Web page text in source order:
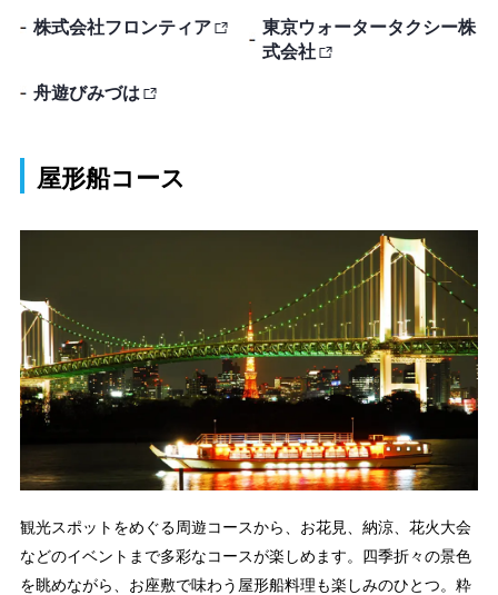
株式会社フロンティア
東京ウォータータクシー株
式会社
舟遊びみづは
屋形船コース
観光スポットをめぐる周遊コースから、お花見、納涼、花火大会
などのイベントまで多彩なコースが楽しめます。四季折々の景色
を眺めながら、お座敷で味わう屋形船料理も楽しみのひとつ。粋